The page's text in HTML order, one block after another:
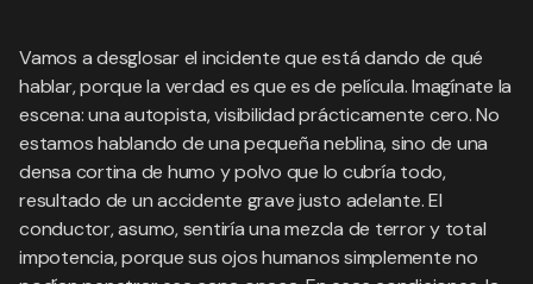
Vamos a desglosar el incidente que está dando de qué
hablar, porque la verdad es que es de película. Imagínate la
escena: una autopista, visibilidad prácticamente cero. No
estamos hablando de una pequeña neblina, sino de una
densa cortina de humo y polvo que lo cubría todo,
resultado de un accidente grave justo adelante. El
conductor, asumo, sentiría una mezcla de terror y total
impotencia, porque sus ojos humanos simplemente no